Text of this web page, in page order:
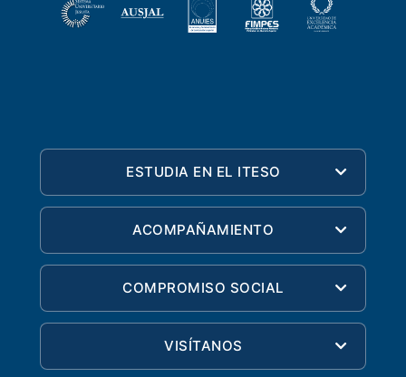
ESTUDIA EN EL ITESO
ACOMPAÑAMIENTO
COMPROMISO SOCIAL
VISÍTANOS